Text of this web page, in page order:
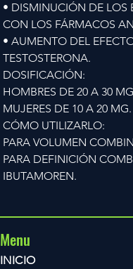
• DISMINUCIÓN DE LOS
CON LOS FÁRMACOS
• AUMENTO DEL
TESTOSTERONA.
DOSIFICACIÓN:
HOMBRES DE 20 A 30
MUJERES DE 10 A 20 MG.
CÓMO UTILIZARLO:
PARA VOLUMEN
PARA DEFINICIÓN
IBUTAMOREN.
Menu
INICIO